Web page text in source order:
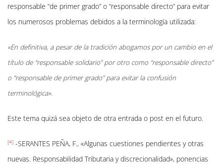
responsable “de primer grado” o “responsable directo” para evitar
los numerosos problemas debidos a la terminología utilizada:
«En definitiva, a pesar de la tradición abogamos por un cambio en el
título de “responsable solidario” por otro como “responsable directo”
o “responsable de primer grado” para evitar la confusión
terminológica».
Este tema quizá sea objeto de otra entrada o post en el futuro.
[4] -SERANTES PEÑA, F., «Algunas cuestiones pendientes y otras
nuevas. Responsabilidad Tributaria y discrecionalidad», ponencias